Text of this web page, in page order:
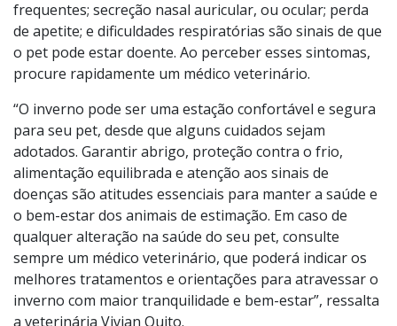
Mudanças no comportamento, como apatia; espirros
frequentes; secreção nasal auricular, ou ocular; perda
de apetite; e dificuldades respiratórias são sinais de que
o pet pode estar doente. Ao perceber esses sintomas,
procure rapidamente um médico veterinário.
“O inverno pode ser uma estação confortável e segura
para seu pet, desde que alguns cuidados sejam
adotados. Garantir abrigo, proteção contra o frio,
alimentação equilibrada e atenção aos sinais de
doenças são atitudes essenciais para manter a saúde e
o bem-estar dos animais de estimação. Em caso de
qualquer alteração na saúde do seu pet, consulte
sempre um médico veterinário, que poderá indicar os
melhores tratamentos e orientações para atravessar o